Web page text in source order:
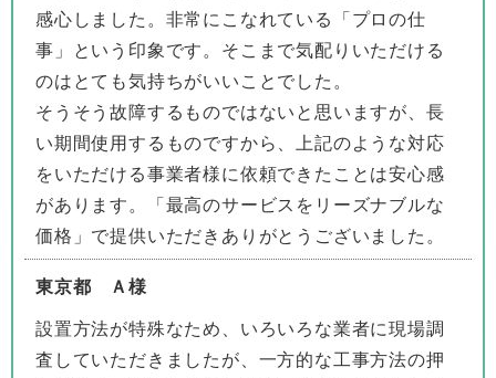
感心しました。非常にこなれている「プロの仕
事」という印象です。そこまで気配りいただける
のはとても気持ちがいいことでした。
そうそう故障するものではないと思いますが、長
い期間使用するものですから、上記のような対応
をいただける事業者様に依頼できたことは安心感
があります。「最高のサービスをリーズナブルな
価格」で提供いただきありがとうございました。
東京都 Ａ様
設置方法が特殊なため、いろいろな業者に現場調
査していただきましたが、一方的な工事方法の押